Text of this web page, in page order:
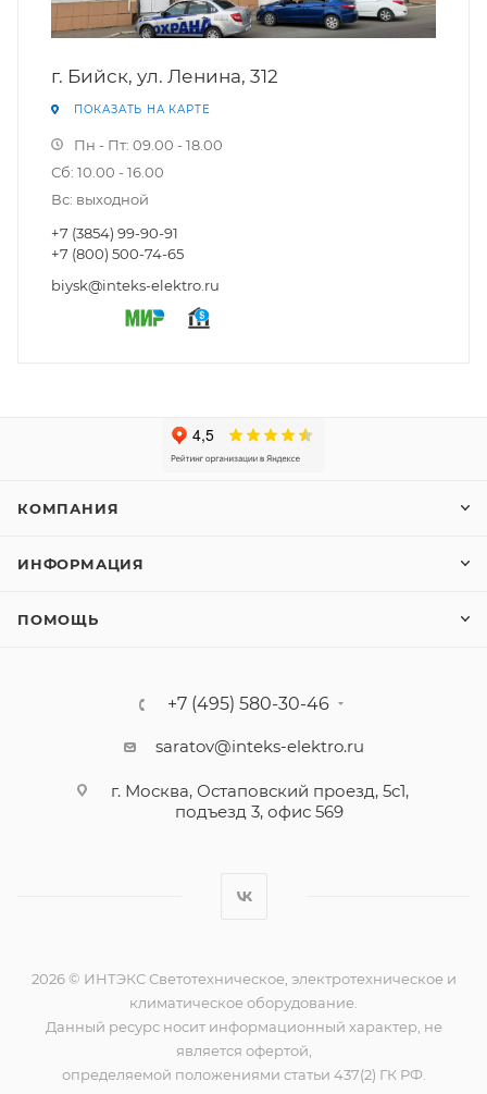
г. Бийск, ул. Ленина, 312
ПОКАЗАТЬ НА КАРТЕ
Пн - Пт: 09.00 - 18.00
Сб: 10.00 - 16.00
Вс: выходной
+7 (3854) 99-90-91
+7 (800) 500-74-65
biysk@inteks-elektro.ru
КОМПАНИЯ
ИНФОРМАЦИЯ
ПОМОЩЬ
+7 (495) 580-30-46
saratov@inteks-elektro.ru
г. Москва, Остаповский проезд, 5с1,
подъезд 3, офис 569
2026 © ИНТЭКС Светотехническое, электротехническое и
климатическое оборудование.
Данный ресурс носит информационный характер, не
является офертой,
определяемой положениями статьи 437(2) ГК РФ.